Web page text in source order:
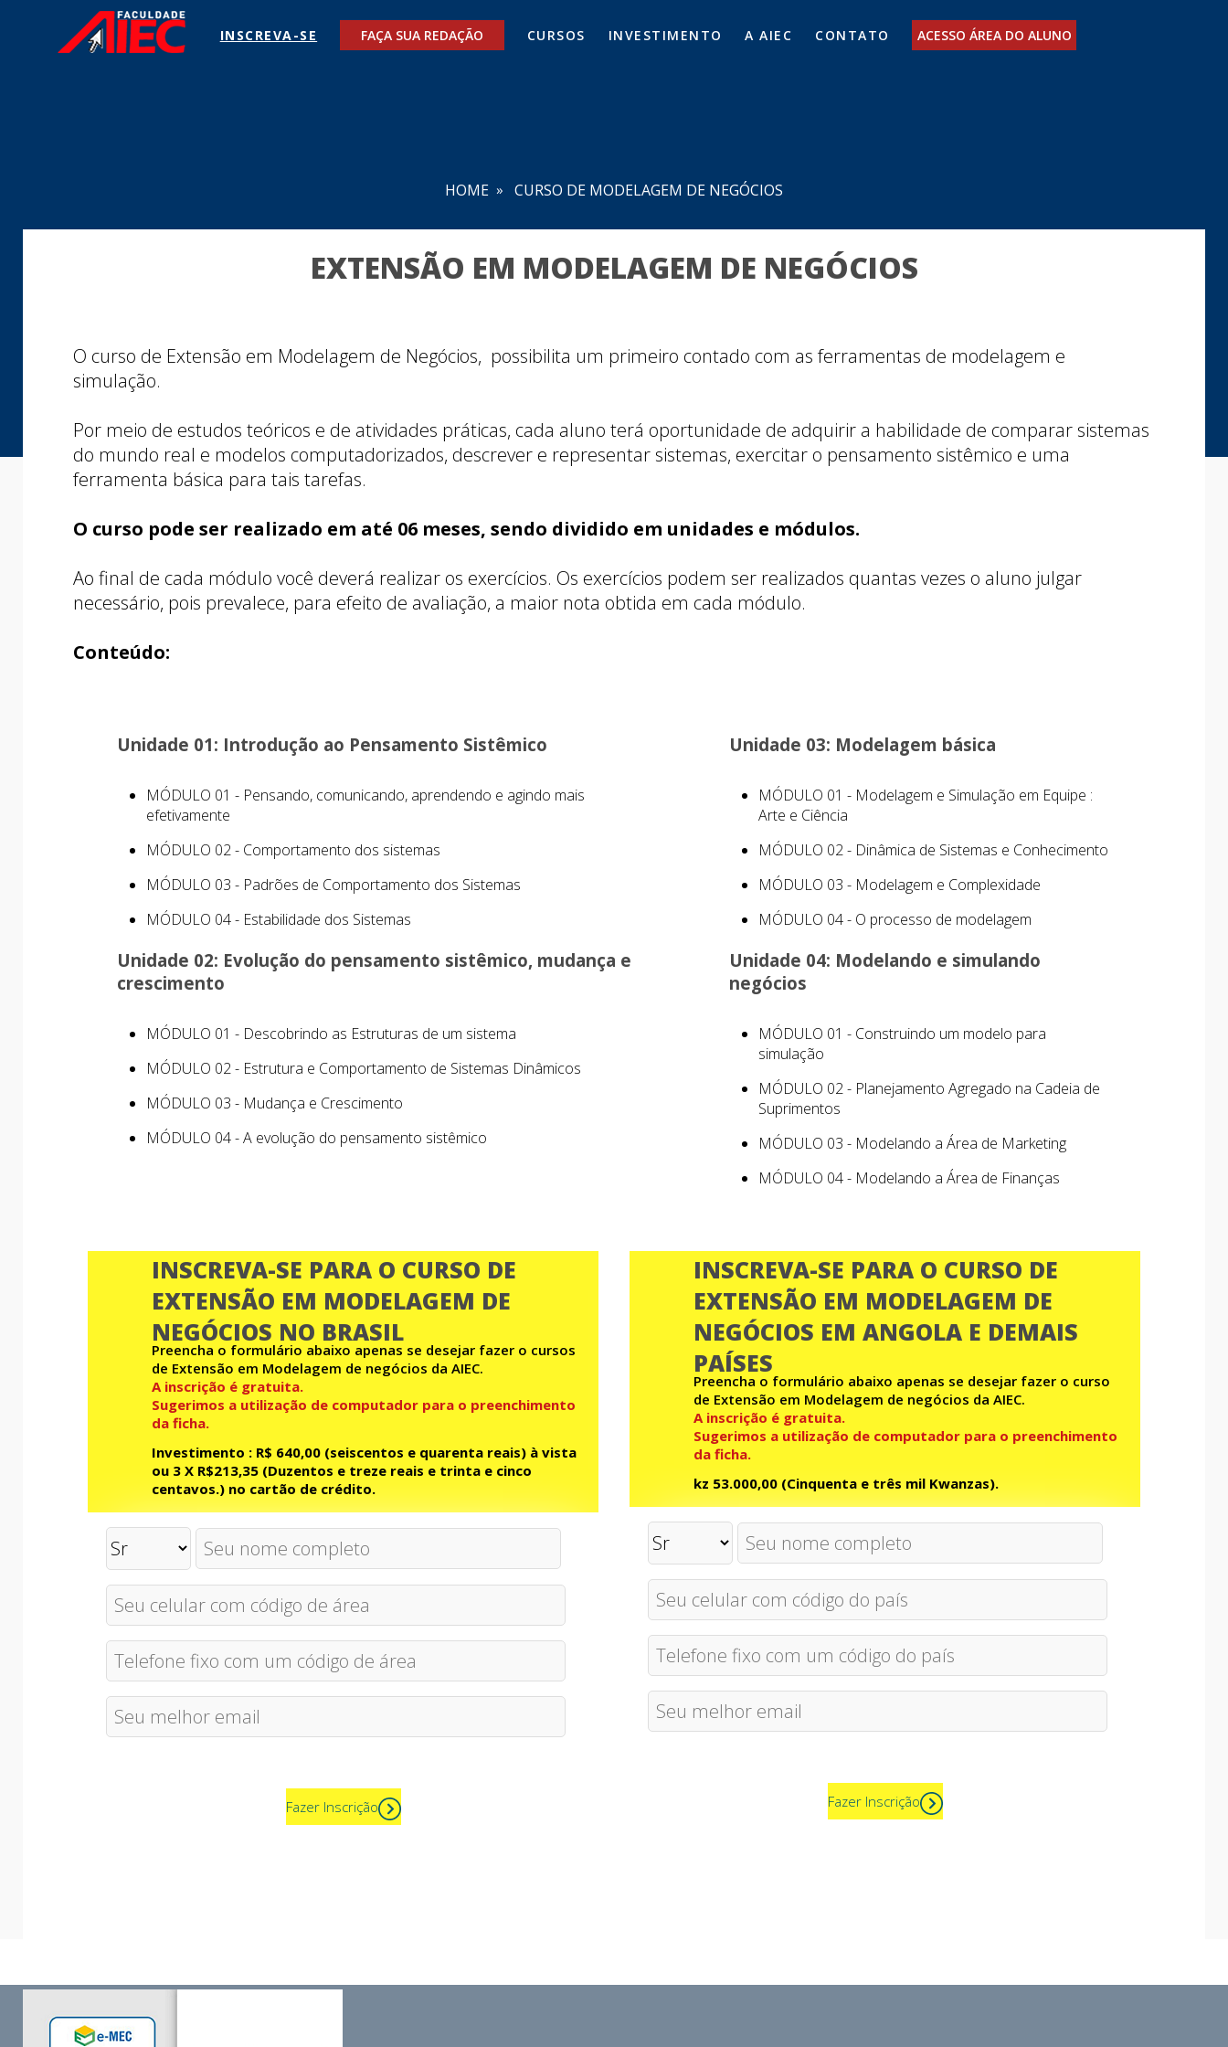
INSCREVA-SE FAÇA SUA REDAÇÃO CURSOS INVESTIMENTO A AIEC CONTATO ACESSO ÁREA DO ALUNO
HOME CURSO DE MODELAGEM DE NEGÓCIOS
EXTENSÃO EM MODELAGEM DE NEGÓCIOS
O curso de Extensão em Modelagem de Negócios, possibilita um primeiro contado com as ferramentas de modelagem e
simulação.
Por meio de estudos teóricos e de atividades práticas, cada aluno terá oportunidade de adquirir a habilidade de comparar sistemas
do mundo real e modelos computadorizados, descrever e representar sistemas, exercitar o pensamento sistêmico e uma
ferramenta básica para tais tarefas.
O curso pode ser realizado em até 06 meses, sendo dividido em unidades e módulos.
Ao final de cada módulo você deverá realizar os exercícios. Os exercícios podem ser realizados quantas vezes o aluno julgar
necessário, pois prevalece, para efeito de avaliação, a maior nota obtida em cada módulo.
Conteúdo:
Unidade 01: Introdução ao Pensamento Sistêmico
MÓDULO 01 - Pensando, comunicando, aprendendo e agindo mais
efetivamente
MÓDULO 02 - Comportamento dos sistemas
MÓDULO 03 - Padrões de Comportamento dos Sistemas
MÓDULO 04 - Estabilidade dos Sistemas
Unidade 02: Evolução do pensamento sistêmico, mudança e
crescimento
MÓDULO 01 - Descobrindo as Estruturas de um sistema
MÓDULO 02 - Estrutura e Comportamento de Sistemas Dinâmicos
MÓDULO 03 - Mudança e Crescimento
MÓDULO 04 - A evolução do pensamento sistêmico
Unidade 03: Modelagem básica
MÓDULO 01 - Modelagem e Simulação em Equipe :
Arte e Ciência
MÓDULO 02 - Dinâmica de Sistemas e Conhecimento
MÓDULO 03 - Modelagem e Complexidade
MÓDULO 04 - O processo de modelagem
Unidade 04: Modelando e simulando
negócios
MÓDULO 01 - Construindo um modelo para
simulação
MÓDULO 02 - Planejamento Agregado na Cadeia de
Suprimentos
MÓDULO 03 - Modelando a Área de Marketing
MÓDULO 04 - Modelando a Área de Finanças
INSCREVA-SE PARA O CURSO DE
EXTENSÃO EM MODELAGEM DE
NEGÓCIOS NO BRASIL
Preencha o formulário abaixo apenas se desejar fazer o cursos
de Extensão em Modelagem de negócios da AIEC.
A inscrição é gratuita.
Sugerimos a utilização de computador para o preenchimento
da ficha.
Investimento : R$ 640,00 (seiscentos e quarenta reais) à vista
ou 3 X R$213,35 (Duzentos e treze reais e trinta e cinco
centavos.) no cartão de crédito.
Fazer Inscrição
INSCREVA-SE PARA O CURSO DE
EXTENSÃO EM MODELAGEM DE
NEGÓCIOS EM ANGOLA E DEMAIS
PAÍSES
Preencha o formulário abaixo apenas se desejar fazer o curso
de Extensão em Modelagem de negócios da AIEC.
A inscrição é gratuita.
Sugerimos a utilização de computador para o preenchimento
da ficha.
kz 53.000,00 (Cinquenta e três mil Kwanzas).
Fazer Inscrição